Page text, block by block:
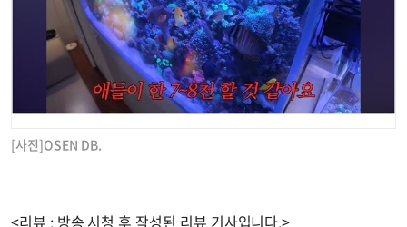
[사진]OSEN DB.
<리뷰 : 방송 시청 후 작성된 리뷰 기사입니다.>